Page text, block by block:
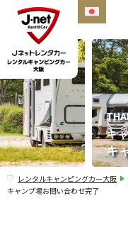
キ
キ
レンタルキャンピングカー大阪
キャンプ場お問い合わせ完了